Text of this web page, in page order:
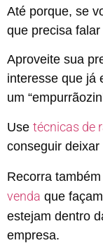
Até porque, se
que precisa
Aproveite sua
interesse que já
um
Use técnicas de
conseguir
Recorra
venda que
estejam dentro
empresa.